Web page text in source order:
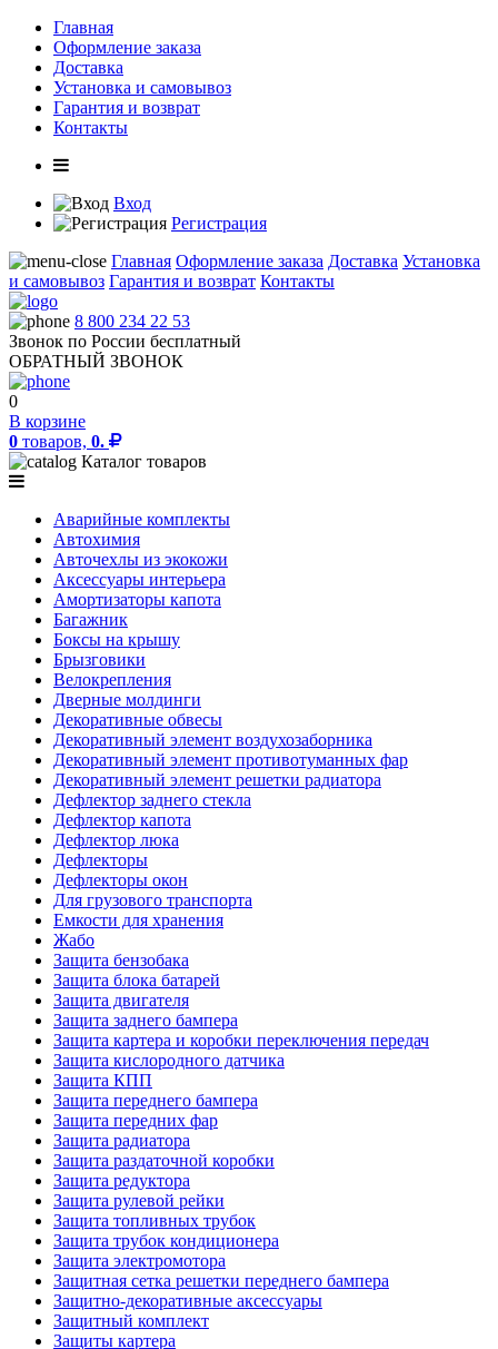
Главная
Оформление заказа
Доставка
Установка и самовывоз
Гарантия и возврат
Контакты
Вход
Регистрация
Главная Оформление заказа Доставка Установка
и самовывоз Гарантия и возврат Контакты
8 800 234 22 53
Звонок по России бесплатный
ОБРАТНЫЙ ЗВОНОК
0
В корзине
0 товаров, 0.
Каталог товаров
Аварийные комплекты
Автохимия
Авточехлы из экокожи
Аксессуары интерьера
Амортизаторы капота
Багажник
Боксы на крышу
Брызговики
Велокрепления
Дверные молдинги
Декоративные обвесы
Декоративный элемент воздухозаборника
Декоративный элемент противотуманных фар
Декоративный элемент решетки радиатора
Дефлектор заднего стекла
Дефлектор капота
Дефлектор люка
Дефлекторы
Дефлекторы окон
Для грузового транспорта
Емкости для хранения
Жабо
Защита бензобака
Защита блока батарей
Защита двигателя
Защита заднего бампера
Защита картера и коробки переключения передач
Защита кислородного датчика
Защита КПП
Защита переднего бампера
Защита передних фар
Защита радиатора
Защита раздаточной коробки
Защита редуктора
Защита рулевой рейки
Защита топливных трубок
Защита трубок кондиционера
Защита электромотора
Защитная сетка решетки переднего бампера
Защитно-декоративные аксессуары
Защитный комплект
Защиты картера